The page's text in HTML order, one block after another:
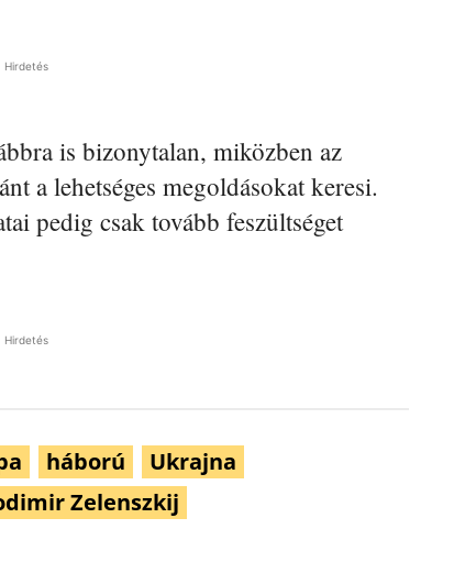
Hirdetés
is bizonytalan, miközben az
a lehetséges megoldásokat keresi.
pedig csak tovább feszültséget
Hirdetés
háború
Ukrajna
Zelenszkij